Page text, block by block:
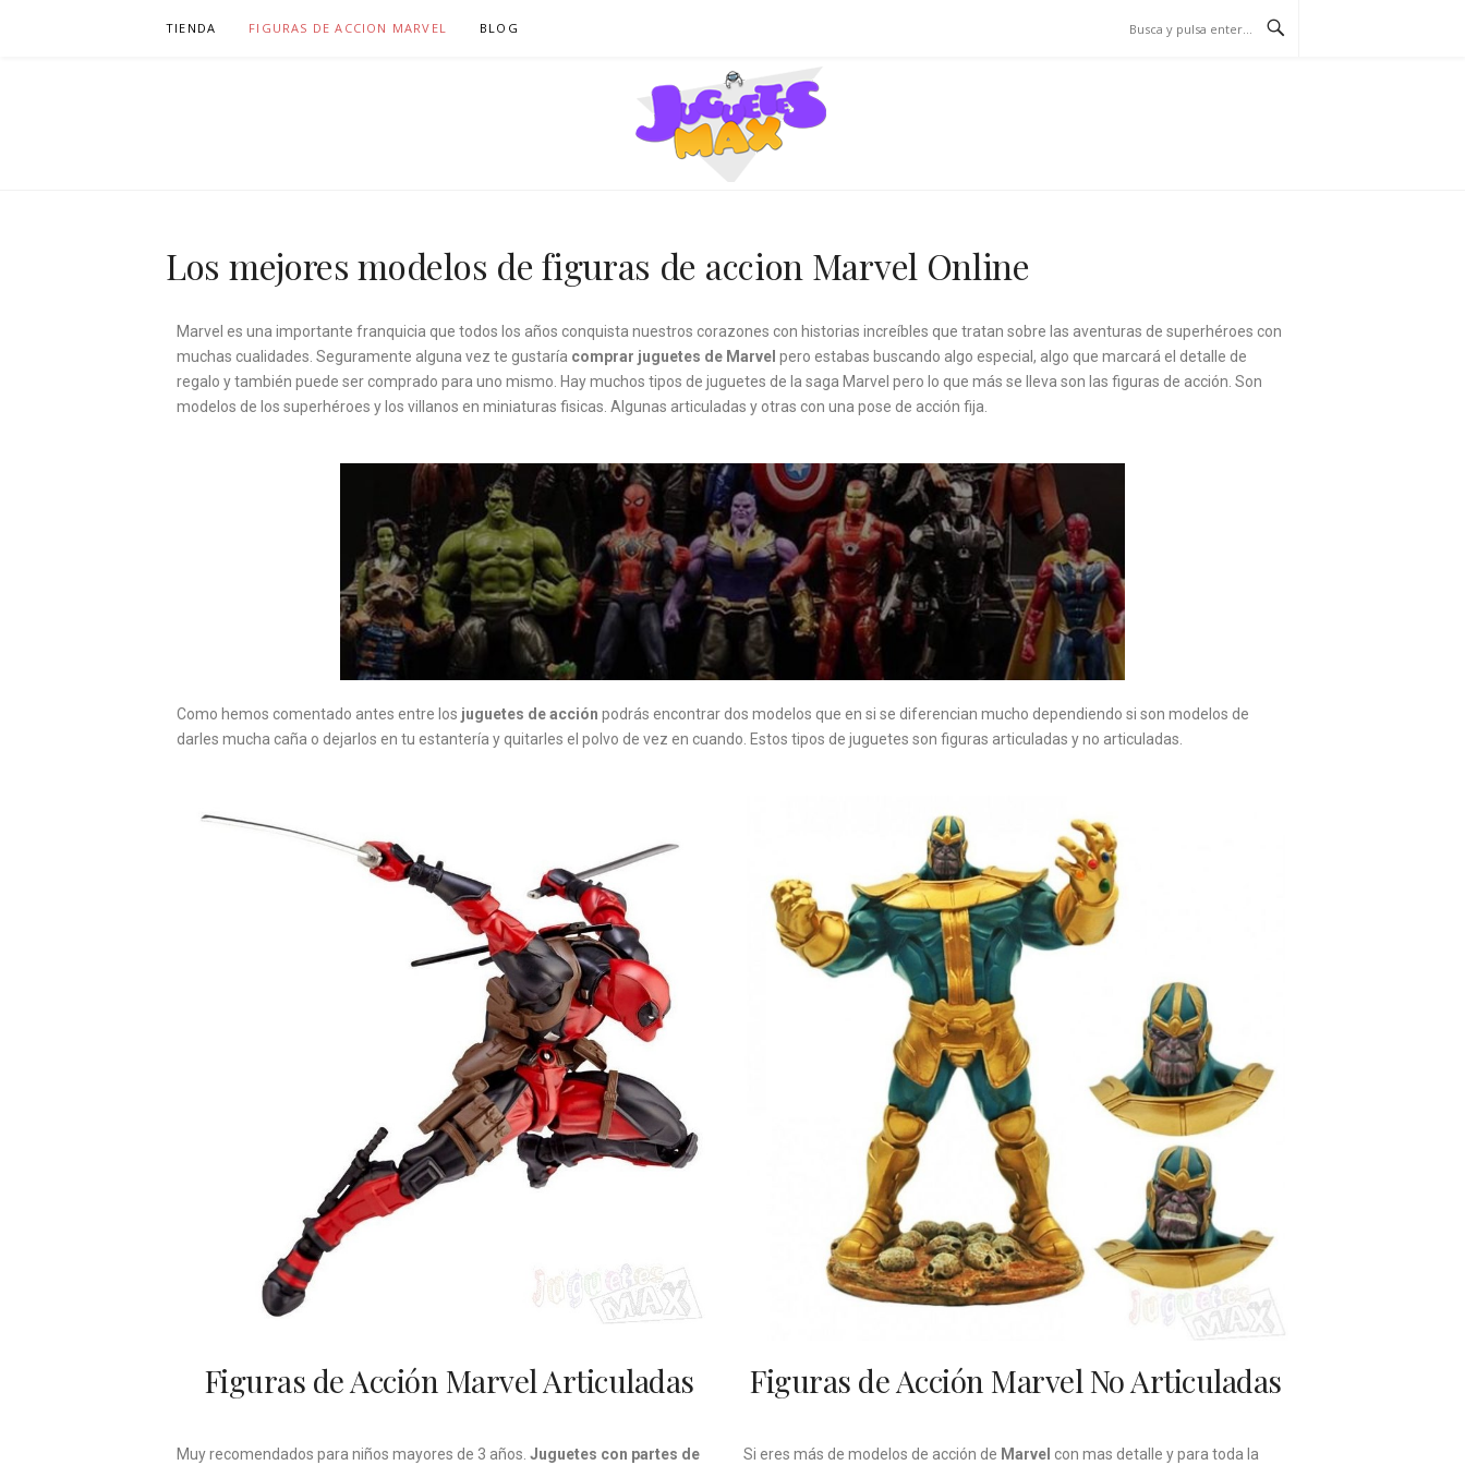
TIENDA FIGURAS DE ACCION MARVEL BLOG
Los mejores modelos de figuras de accion Marvel Online
Marvel es una importante franquicia que todos los años conquista nuestros corazones con historias increíbles que tratan sobre las aventuras de superhéroes con
muchas cualidades. Seguramente alguna vez te gustaría comprar juguetes de Marvel pero estabas buscando algo especial, algo que marcará el detalle de
regalo y también puede ser comprado para uno mismo. Hay muchos tipos de juguetes de la saga Marvel pero lo que más se lleva son las figuras de acción. Son
modelos de los superhéroes y los villanos en miniaturas fisicas. Algunas articuladas y otras con una pose de acción fija.
Como hemos comentado antes entre los juguetes de acción podrás encontrar dos modelos que en si se diferencian mucho dependiendo si son modelos de
darles mucha caña o dejarlos en tu estantería y quitarles el polvo de vez en cuando. Estos tipos de juguetes son figuras articuladas y no articuladas.
Figuras de Acción Marvel Articuladas
Muy recomendados para niños mayores de 3 años. Juguetes con partes de
Figuras de Acción Marvel No Articuladas
Si eres más de modelos de acción de Marvel con mas detalle y para toda la